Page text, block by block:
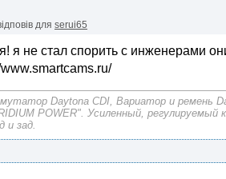
для serui65
я не стал спорить с инженерами
Daytona CDI, Вариатор и ремень
POWER". Усиленный,
и зад.